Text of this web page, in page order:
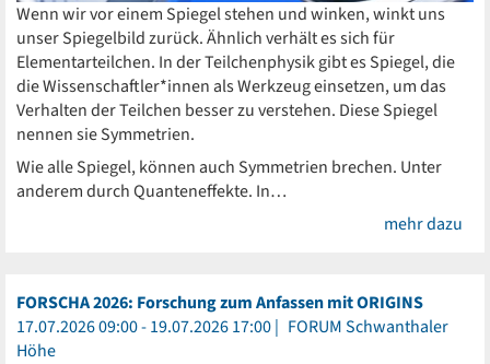
Wenn wir vor einem Spiegel stehen und winken, winkt uns
unser Spiegelbild zurück. Ähnlich verhält es sich für
Elementarteilchen. In der Teilchenphysik gibt es Spiegel, die
die Wissenschaftler*innen als Werkzeug einsetzen, um das
Verhalten der Teilchen besser zu verstehen. Diese Spiegel
nennen sie Symmetrien.
Wie alle Spiegel, können auch Symmetrien brechen. Unter
anderem durch Quanteneffekte. In…
mehr dazu
FORSCHA 2026: Forschung zum Anfassen mit ORIGINS
17.07.2026 09:00 - 19.07.2026 17:00
FORUM Schwanthaler
Höhe